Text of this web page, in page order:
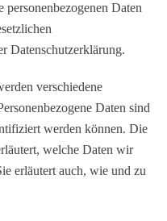
personenbezogenen Daten
Datenschutzerklärung.
verschiedene
Daten sind
werden können. Die
welche Daten wir
erläutert auch, wie und zu